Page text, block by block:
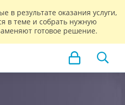
в результате оказания услуги,
в теме и собрать нужную
готовое решение.